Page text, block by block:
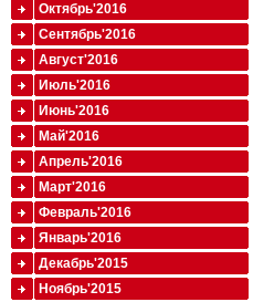
Октябрь'2016
Сентябрь'2016
Август'2016
Июль'2016
Июнь'2016
Май'2016
Апрель'2016
Март'2016
Февраль'2016
Январь'2016
Декабрь'2015
Ноябрь'2015